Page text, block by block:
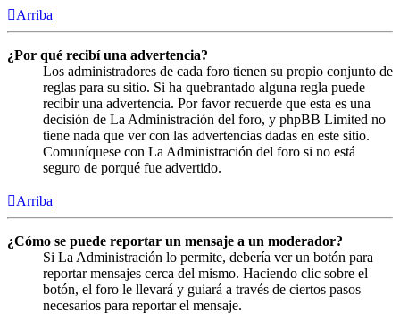
Arriba
¿Por qué recibí una advertencia?
Los administradores de cada foro tienen su propio conjunto de
reglas para su sitio. Si ha quebrantado alguna regla puede
recibir una advertencia. Por favor recuerde que esta es una
decisión de La Administración del foro, y phpBB Limited no
tiene nada que ver con las advertencias dadas en este sitio.
Comuníquese con La Administración del foro si no está
seguro de porqué fue advertido.
Arriba
¿Cómo se puede reportar un mensaje a un moderador?
Si La Administración lo permite, debería ver un botón para
reportar mensajes cerca del mismo. Haciendo clic sobre el
botón, el foro le llevará y guiará a través de ciertos pasos
necesarios para reportar el mensaje.